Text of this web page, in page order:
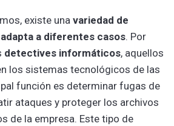
existe una variedad de
a diferentes casos. Por
detectives informáticos, aquellos
los sistemas tecnológicos de las
función es determinar fugas de
ataques y proteger los archivos
de la empresa. Este tipo de